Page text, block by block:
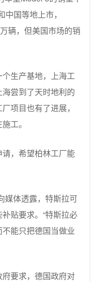
国等地上市，
辆，但美国市场的销
生产基地，上海工
尝到了天时地利的
项目也有了进展，
工。
，希望柏林工厂能
媒体透露，特斯拉可
贴要求。“特斯拉必
能只把德国当做业
要求，德国政府对